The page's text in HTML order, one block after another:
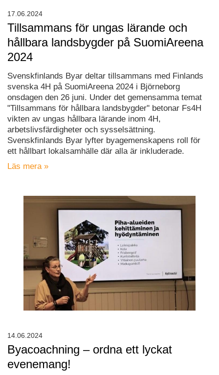
Tillsammans för ungas lärande och
hållbara landsbygder på SuomiAreena
2024
Svenskfinlands Byar deltar tillsammans med Finlands
svenska 4H på SuomiAreena 2024 i Björneborg
onsdagen den 26 juni. Under det gemensamma temat
"Tillsammans för hållbara landsbygder" betonar Fs4H
vikten av ungas hållbara lärande inom 4H,
arbetslivsfärdigheter och sysselsättning.
Svenskfinlands Byar lyfter byagemenskapens roll för
ett hållbart lokalsamhälle där alla är inkluderade.
Läs mera »
17.06.2024
Byacoachning – ordna ett lyckat
evenemang!
14.06.2024